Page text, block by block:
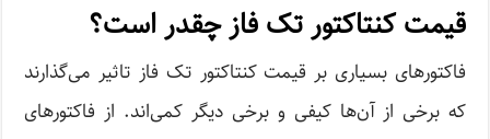
قیمت کنتاکتور تک فاز چقدر است؟
فاکتور‌های بسیاری بر قیمت کنتاکتور تک فاز تاثیر می‌گذارند
که برخی از آن‌ها کیفی و برخی دیگر کمی‌اند. از فاکتور‌های